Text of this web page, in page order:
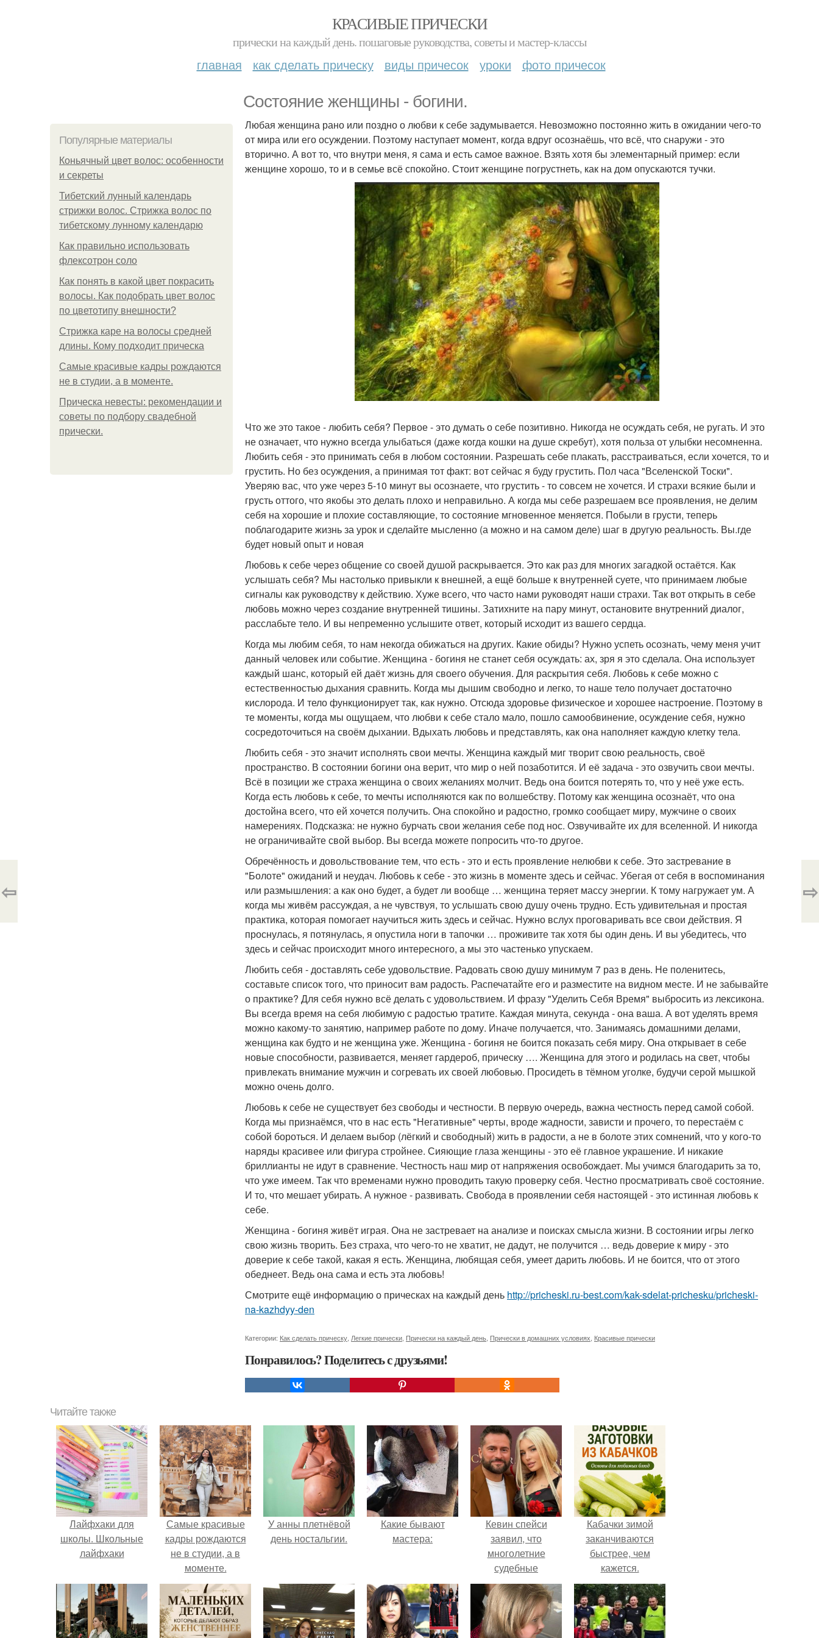
КРАСИВЫЕ ПРИЧЕСКИ
прически на каждый день. пошаговые руководства, советы и мастер-классы
главная как сделать прическу виды причесок уроки фото причесок
Состояние женщины - богини.
Популярные материалы
Коньячный цвет волос: особенности
и секреты
Тибетский лунный календарь
стрижки волос. Стрижка волос по
тибетскому лунному календарю
Как правильно использовать
флексотрон соло
Как понять в какой цвет покрасить
волосы. Как подобрать цвет волос
по цветотипу внешности?
Стрижка каре на волосы средней
длины. Кому подходит прическа
Самые красивые кадры рождаются
не в студии, а в моменте.
Прическа невесты: рекомендации и
советы по подбору свадебной
прически.
Любая женщина рано или поздно о любви к себе задумывается. Невозможно постоянно жить в ожидании чего-то
от мира или его осуждении. Поэтому наступает момент, когда вдруг осознаёшь, что всё, что снаружи - это
вторично. А вот то, что внутри меня, я сама и есть самое важное. Взять хотя бы элементарный пример: если
женщине хорошо, то и в семье всё спокойно. Стоит женщине погрустнеть, как на дом опускаются тучки.
Что же это такое - любить себя? Первое - это думать о себе позитивно. Никогда не осуждать себя, не ругать. И это
не означает, что нужно всегда улыбаться (даже когда кошки на душе скребут), хотя польза от улыбки несомненна.
Любить себя - это принимать себя в любом состоянии. Разрешать себе плакать, расстраиваться, если хочется, то и
грустить. Но без осуждения, а принимая тот факт: вот сейчас я буду грустить. Пол часа "Вселенской Тоски".
Уверяю вас, что уже через 5-10 минут вы осознаете, что грустить - то совсем не хочется. И страхи всякие были и
грусть оттого, что якобы это делать плохо и неправильно. А когда мы себе разрешаем все проявления, не делим
себя на хорошие и плохие составляющие, то состояние мгновенное меняется. Побыли в грусти, теперь
поблагодарите жизнь за урок и сделайте мысленно (а можно и на самом деле) шаг в другую реальность. Вы.где
будет новый опыт и новая
Любовь к себе через общение со своей душой раскрывается. Это как раз для многих загадкой остаётся. Как
услышать себя? Мы настолько привыкли к внешней, а ещё больше к внутренней суете, что принимаем любые
сигналы как руководству к действию. Хуже всего, что часто нами руководят наши страхи. Так вот открыть в себе
любовь можно через создание внутренней тишины. Затихните на пару минут, остановите внутренний диалог,
расслабьте тело. И вы непременно услышите ответ, который исходит из вашего сердца.
Когда мы любим себя, то нам некогда обижаться на других. Какие обиды? Нужно успеть осознать, чему меня учит
данный человек или событие. Женщина - богиня не станет себя осуждать: ах, зря я это сделала. Она использует
каждый шанс, который ей даёт жизнь для своего обучения. Для раскрытия себя. Любовь к себе можно с
естественностью дыхания сравнить. Когда мы дышим свободно и легко, то наше тело получает достаточно
кислорода. И тело функционирует так, как нужно. Отсюда здоровье физическое и хорошее настроение. Поэтому в
те моменты, когда мы ощущаем, что любви к себе стало мало, пошло самообвинение, осуждение себя, нужно
сосредоточиться на своём дыхании. Вдыхать любовь и представлять, как она наполняет каждую клетку тела.
Любить себя - это значит исполнять свои мечты. Женщина каждый миг творит свою реальность, своё
пространство. В состоянии богини она верит, что мир о ней позаботится. И её задача - это озвучить свои мечты.
Всё в позиции же страха женщина о своих желаниях молчит. Ведь она боится потерять то, что у неё уже есть.
Когда есть любовь к себе, то мечты исполняются как по волшебству. Потому как женщина осознаёт, что она
достойна всего, что ей хочется получить. Она спокойно и радостно, громко сообщает миру, мужчине о своих
намерениях. Подсказка: не нужно бурчать свои желания себе под нос. Озвучивайте их для вселенной. И никогда
не ограничивайте свой выбор. Вы всегда можете попросить что-то другое.
Обречённость и довольствование тем, что есть - это и есть проявление нелюбви к себе. Это застревание в
"Болоте" ожиданий и неудач. Любовь к себе - это жизнь в моменте здесь и сейчас. Убегая от себя в воспоминания
или размышления: а как оно будет, а будет ли вообще … женщина теряет массу энергии. К тому нагружает ум. А
когда мы живём рассуждая, а не чувствуя, то услышать свою душу очень трудно. Есть удивительная и простая
практика, которая помогает научиться жить здесь и сейчас. Нужно вслух проговаривать все свои действия. Я
проснулась, я потянулась, я опустила ноги в тапочки … проживите так хотя бы один день. И вы убедитесь, что
здесь и сейчас происходит много интересного, а мы это частенько упускаем.
Любить себя - доставлять себе удовольствие. Радовать свою душу минимум 7 раз в день. Не поленитесь,
составьте список того, что приносит вам радость. Распечатайте его и разместите на видном месте. И не забывайте
о практике? Для себя нужно всё делать с удовольствием. И фразу "Уделить Себя Время" выбросить из лексикона.
Вы всегда время на себя любимую с радостью тратите. Каждая минута, секунда - она ваша. А вот уделять время
можно какому-то занятию, например работе по дому. Иначе получается, что. Занимаясь домашними делами,
женщина как будто и не женщина уже. Женщина - богиня не боится показать себя миру. Она открывает в себе
новые способности, развивается, меняет гардероб, прическу …. Женщина для этого и родилась на свет, чтобы
привлекать внимание мужчин и согревать их своей любовью. Просидеть в тёмном уголке, будучи серой мышкой
можно очень долго.
Любовь к себе не существует без свободы и честности. В первую очередь, важна честность перед самой собой.
Когда мы признаёмся, что в нас есть "Негативные" черты, вроде жадности, зависти и прочего, то перестаём с
собой бороться. И делаем выбор (лёгкий и свободный) жить в радости, а не в болоте этих сомнений, что у кого-то
наряды красивее или фигура стройнее. Сияющие глаза женщины - это её главное украшение. И никакие
бриллианты не идут в сравнение. Честность наш мир от напряжения освобождает. Мы учимся благодарить за то,
что уже имеем. Так что временами нужно проводить такую проверку себя. Честно просматривать своё состояние.
И то, что мешает убирать. А нужное - развивать. Свобода в проявлении себя настоящей - это истинная любовь к
себе.
Женщина - богиня живёт играя. Она не застревает на анализе и поисках смысла жизни. В состоянии игры легко
свою жизнь творить. Без страха, что чего-то не хватит, не дадут, не получится … ведь доверие к миру - это
доверие к себе такой, какая я есть. Женщина, любящая себя, умеет дарить любовь. И не боится, что от этого
обеднеет. Ведь она сама и есть эта любовь!
Смотрите ещё информацию о прическах на каждый день http://pricheski.ru-best.com/kak-sdelat-prichesku/pricheski-
na-kazhdyy-den
Категории: Как сделать прическу Легкие прически Прически на каждый день Прически в домашних условиях Красивые прически
Понравилось? Поделитесь с друзьями!
⇦ ⇨
Читайте также
Лайфхаки для
школы. Школьные
лайфхаки
Самые красивые
кадры рождаются
не в студии, а в
моменте.
У анны плетнёвой
день ностальгии.
Какие бывают
мастера:
Кевин спейси
заявил, что
многолетние
судебные
разбирательства
практически
уничтожили его
состояние.
Кабачки зимой
заканчиваются
быстрее, чем
кажется.